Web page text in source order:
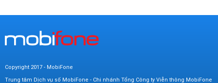
Copyright 2017 - MobiFone
Trung tâm Dịch vụ số MobiFone - Chi nhánh Tổng Công ty Viễn thông MobiFone